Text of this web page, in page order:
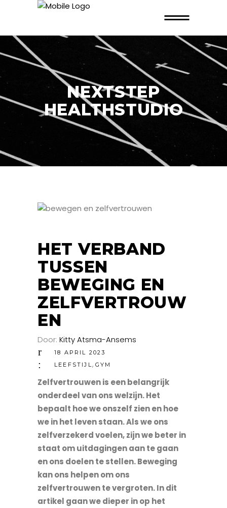
NEXTSTEP
HEALTHSTUDIO
HET VERBAND
TUSSEN
BEWEGING EN
ZELFVERTROUW
EN
Door: Kitty Atsma-Ansems
18 APRIL 2023
LEEFSTIJL , GYM
Zelfvertrouwen is een belangrijk
onderdeel van ons welzijn. Het
bepaalt hoe we onszelf zien en hoe
we in het leven staan. Als we ons
zelfverzekerd voelen, zijn we beter in
staat om uitdagingen aan te gaan
en ons doelen te stellen. Beweging
kan ons helpen om ons
zelfvertrouwen te vergroten. In dit
artikel gaan we dieper in op het